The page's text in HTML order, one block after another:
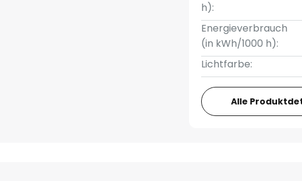
h):
Energieverbrauch
(in kWh/1000 h):
Lichtfarbe:
Alle